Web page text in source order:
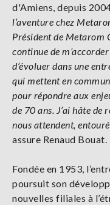
d'Amiens, depuis
l’aventure chez
Président de Metarom
continue de
d’évoluer dans une
qui mettent en
pour répondre aux
de 70 ans. J’ai hâte de
nous attendent,
assure Renaud Bouat.
Fondée en 1953,
poursuit son
nouvelles filiales à